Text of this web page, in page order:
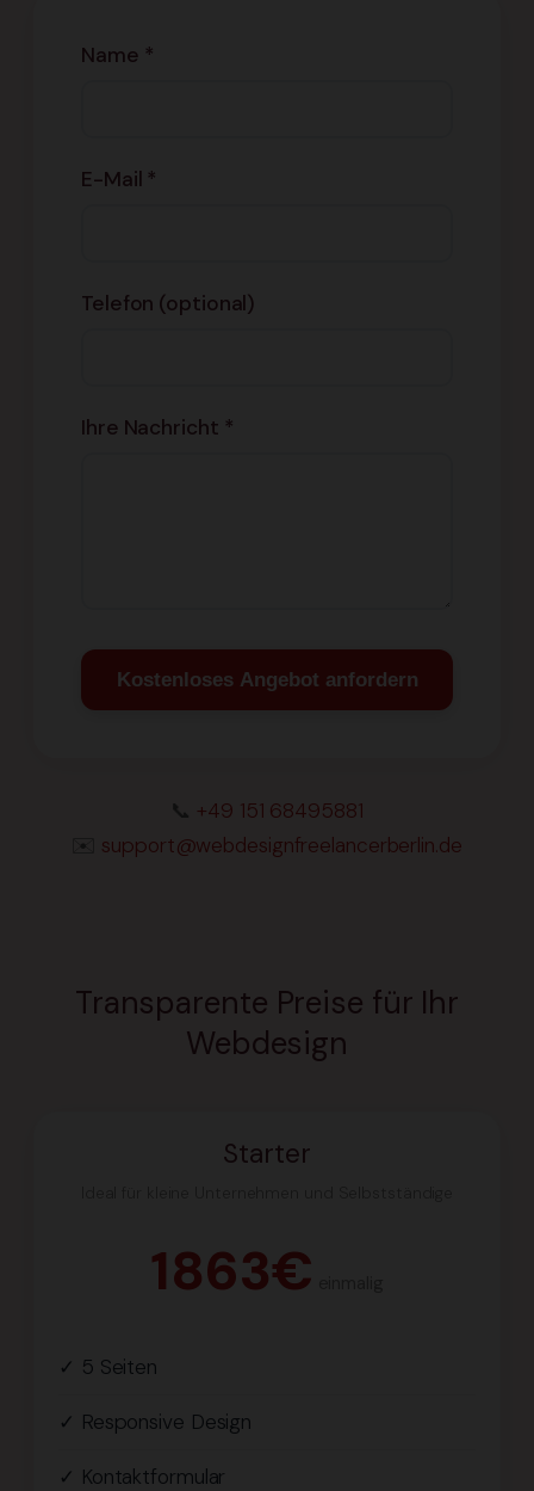
Name *
E-Mail *
Telefon (optional)
Ihre Nachricht *
Kostenloses Angebot anfordern
+49 151 68495881
support@webdesignfreelancerberlin.de
Transparente Preise für Ihr
Webdesign
Starter
1863€
✓ 5 Seiten
✓ Responsive Design
✓ Kontaktformular